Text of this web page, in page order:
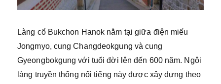
Làng cổ Bukchon Hanok nằm tại giữa điện miếu
Jongmyo, cung Changdeokgung và cung
Gyeongbokgung với tuổi đời lên đến 600 năm. Ngôi
làng truyền thống nổi tiếng này được xây dựng theo